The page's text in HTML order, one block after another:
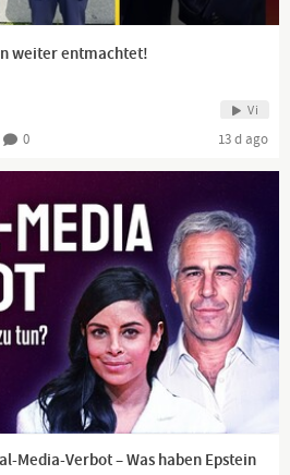
weiter entmachtet!
Vi
0 13 d ago
Media-Verbot – Was haben Epstein